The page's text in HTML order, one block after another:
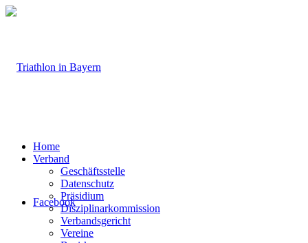
Facebook
Home
Verband
Geschäftsstelle
Datenschutz
Präsidium
Disziplinarkommission
Verbandsgericht
Vereine